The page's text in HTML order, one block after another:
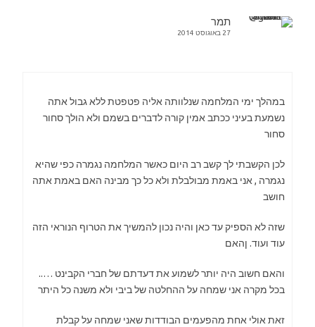
תמר
27 באוגוסט 2014
במהלך ימי המלחמה שנלוותה אליה פטפטת ללא גבול אתה
נשמעת בעיני ככתב אמין קורה לדברים בשמם ולא הולך סחור
סחור
לכן הקשבתי לך קשב רב היום כאשר המלחמה נגמרה כפי שהיא
נגמרה , אני באמת מבולבלת ולא כל כך מבינה האם באמת אתה
חושב
שזה לא הספיק עד כאן והיה נכון להמשיך את הטרוף הנוראי הזה
עוד ועוד. ןהאם
והאם חשוב היה יותר לשמוע את דעדתם של חברי הקבינט …..
בכל מקרה אני שמחה על ההחלטה של ביבי ולא משנה כל היתר
זאת אולי אחת מהפעמים הבודדות שאני שמחה על קבלת